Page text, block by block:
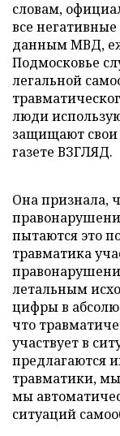
словам,
все
данным МВД,
Подмосковье
легальной
люди
защищают свои
газете ВЗГЛЯД.
Она признала,
пытаются это
травматика
летальным
цифры в
что
участвует в
предлагаются
травматики,
мы
ситуаций